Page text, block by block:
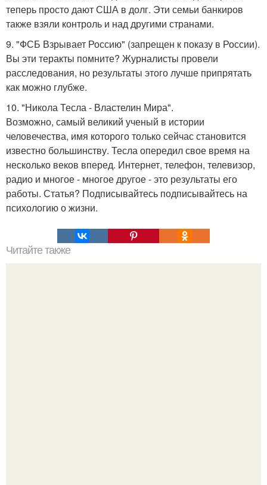
теперь просто дают США в долг. Эти семьи банкиров
также взяли контроль и над другими странами.
9. "ФСБ Взрывает Россию" (запрещен к показу в России).
Вы эти теракты помните? Журналисты провели
расследования, но результаты этого лучше припрятать
как можно глубже.
10. "Никола Тесла - Властелин Мира".
Возможно, самый великий ученый в истории
человечества, имя которого только сейчас становится
известно большинству. Тесла опередил свое время на
несколько веков вперед. Интернет, телефон, телевизор,
радио и многое - многое другое - это результаты его
работы. Статья? Подписывайтесь подписывайтесь на
психологию о жизни.
Читайте также